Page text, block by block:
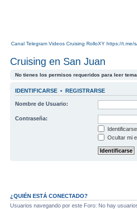
Canal Telegram Videos Cruising RolloXY https://t.me/
Cruising en San Juan
No tienes los permisos requeridos para leer
IDENTIFICARSE • REGISTRARSE
Nombre de Usuario:
Contraseña:
Ocultar mi
¿QUIÉN ESTÁ CONECTADO?
Usuarios navegando por este Foro: No hay